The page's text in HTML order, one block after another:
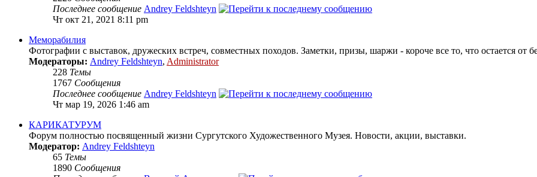
Последнее сообщение Andrey Feldshteyn
Чт окт 21, 2021 8:11 pm
Меморабилия
Фотографии с выставок, дружеских встреч, совместных походов. Заметки, призы, шаржи - короче все то, что остается от
Модераторы: Andrey Feldshteyn, Administrator
228 Темы
1767 Сообщения
Последнее сообщение Andrey Feldshteyn
Чт мар 19, 2026 1:46 am
КАРИКАТУРУМ
Форум полностью посвященный жизни Сургутского Художественного Музея. Новости, акции, выставки.
Модератор: Andrey Feldshteyn
65 Темы
1890 Сообщения